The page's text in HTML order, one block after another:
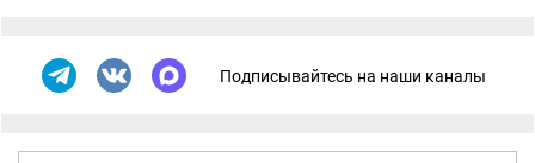
Подписывайтесь на наши каналы